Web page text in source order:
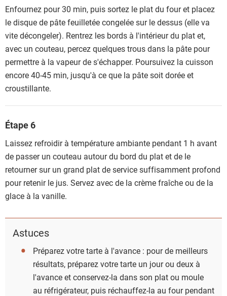
Enfournez pour 30 min, puis sortez le plat du four et placez
le disque de pâte feuilletée congelée sur le dessus (elle va
vite décongeler). Rentrez les bords à l'intérieur du plat et,
avec un couteau, percez quelques trous dans la pâte pour
permettre à la vapeur de s'échapper. Poursuivez la cuisson
encore 40-45 min, jusqu'à ce que la pâte soit dorée et
croustillante.
Étape 6
Laissez refroidir à température ambiante pendant 1 h avant
de passer un couteau autour du bord du plat et de le
retourner sur un grand plat de service suffisamment profond
pour retenir le jus. Servez avec de la crème fraîche ou de la
glace à la vanille.
Astuces
Préparez votre tarte à l'avance : pour de meilleurs
résultats, préparez votre tarte un jour ou deux à
l'avance et conservez-la dans son plat ou moule
au réfrigérateur, puis réchauffez-la au four pendant